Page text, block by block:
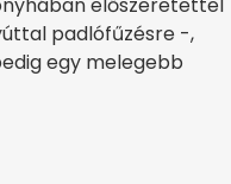
padlófűzésre -,
egy melegebb